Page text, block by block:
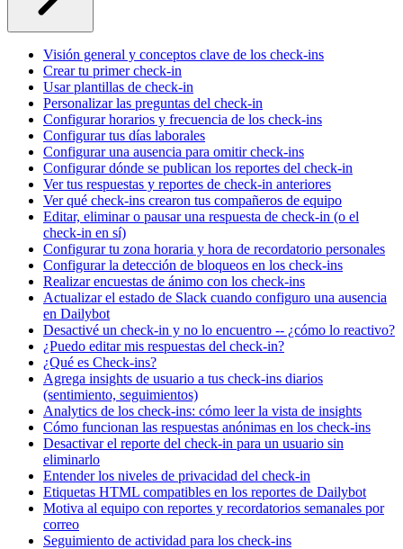
Visión general y conceptos clave de los check-ins
Crear tu primer check-in
Usar plantillas de check-in
Personalizar las preguntas del check-in
Configurar horarios y frecuencia de los check-ins
Configurar tus días laborales
Configurar una ausencia para omitir check-ins
Configurar dónde se publican los reportes del check-in
Ver tus respuestas y reportes de check-in anteriores
Ver qué check-ins crearon tus compañeros de equipo
Editar, eliminar o pausar una respuesta de check-in (o el
check-in en sí)
Configurar tu zona horaria y hora de recordatorio personales
Configurar la detección de bloqueos en los check-ins
Realizar encuestas de ánimo con los check-ins
Actualizar el estado de Slack cuando configuro una ausencia
en Dailybot
Desactivé un check-in y no lo encuentro -- ¿cómo lo reactivo?
¿Puedo editar mis respuestas del check-in?
¿Qué es Check-ins?
Agrega insights de usuario a tus check-ins diarios
(sentimiento, seguimientos)
Analytics de los check-ins: cómo leer la vista de insights
Cómo funcionan las respuestas anónimas en los check-ins
Desactivar el reporte del check-in para un usuario sin
eliminarlo
Entender los niveles de privacidad del check-in
Etiquetas HTML compatibles en los reportes de Dailybot
Motiva al equipo con reportes y recordatorios semanales por
correo
Seguimiento de actividad para los check-ins